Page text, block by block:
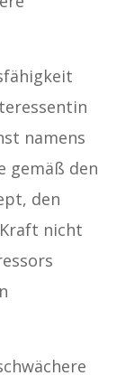
namens
gemäß den
den
nicht